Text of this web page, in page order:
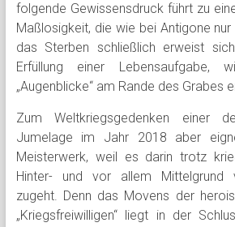
folgende Gewissensdruck führt zu
Maßlosigkeit, die wie bei Antigone
das Sterben schließlich erweist
Erfüllung einer
„Augenblicke“ am Rande des Grabes
Zum Weltkriegsgedenken einer
Jumelage im Jahr 2018 aber
Meisterwerk, weil es darin trotz
Hinter- und vor allem Mittelgrund
zugeht. Denn das Movens der
„Kriegsfreiwilligen“ liegt in der